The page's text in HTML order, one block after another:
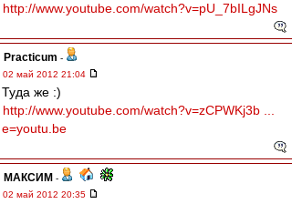
http://www.youtube.com/watch?v=pU_7bILgJNs
Practicum -
02 май 2012 21:04
Туда же :)
http://www.youtube.com/watch?v=zCPWKj3b ...
e=youtu.be
МАКСИМ -
02 май 2012 20:35